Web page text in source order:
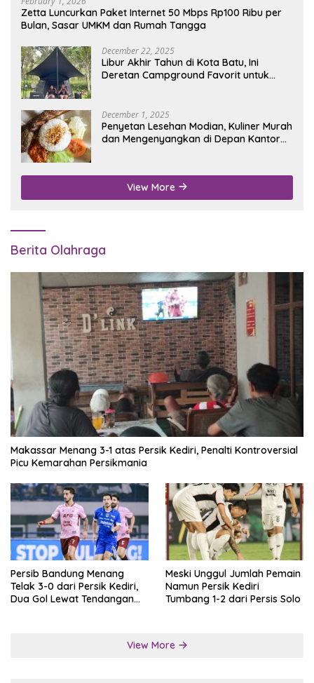
Zetta Luncurkan Paket Internet 50 Mbps Rp100 Ribu per
Bulan, Sasar UMKM dan Rumah Tangga
December 22, 2025
Libur Akhir Tahun di Kota Batu, Ini
Deretan Campground Favorit untuk
December 1, 2025
Penyetan Lesehan Modian, Kuliner Murah
dan Mengenyangkan di Depan Kantor
View More
Berita Olahraga
Makassar Menang 3-1 atas Persik Kediri, Penalti Kontroversial
Picu Kemarahan Persikmania
Persib Bandung Menang
Telak 3-0 dari Persik Kediri,
Dua Gol Lewat Tendangan
Meski Unggul Jumlah Pemain
Namun Persik Kediri
Tumbang 1-2 dari Persis Solo
View More